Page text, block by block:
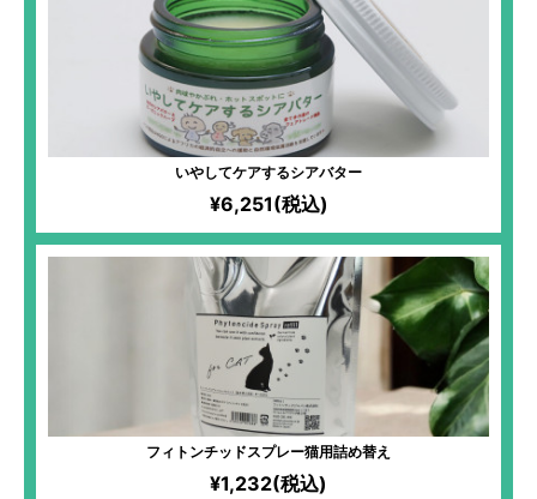
いやしてケアするシアバター
¥6,251(税込)
フィトンチッドスプレー猫用詰め替え
¥1,232(税込)